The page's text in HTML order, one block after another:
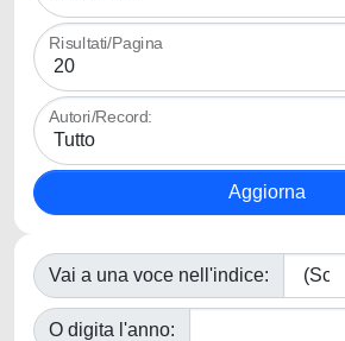
Risultati/Pagina
Autori/Record:
Vai a una voce nell'indice:
O digita l'anno: